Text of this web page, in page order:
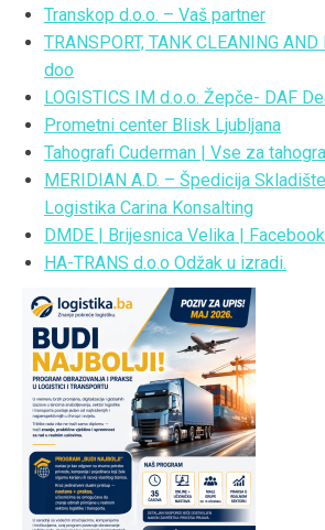
Transkop d.o.o. – Vaš partner
TRANSPORT, TANK CLEANING
doo
LOGISTICS IM d.o.o. Žepče- DAF
Prometni center Blisk Ljubljana
Tahografi Cuderman | Vse za
MERIDIAN A.D. – Špedicija
Logistika Carina Konsalting
DMDE | Brijesnica Velika | Facebook
HA-TRANS d.o.o Odžak u izradi.